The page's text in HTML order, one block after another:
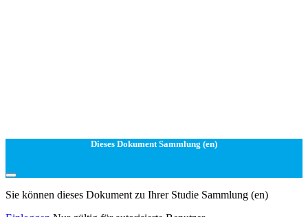
Dieses Dokument Sammlung (en)
Sie können dieses Dokument zu Ihrer Studie Sammlung (en)